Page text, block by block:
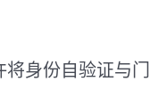
身份自验证与门